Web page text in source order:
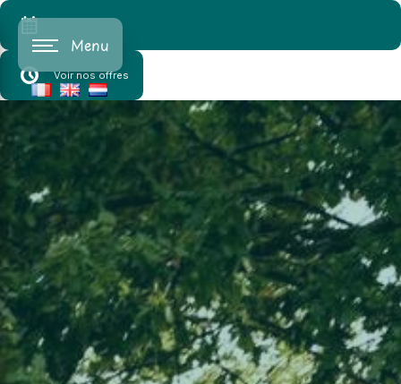
Voir nos offres
Menu
Cookies beheer paneel